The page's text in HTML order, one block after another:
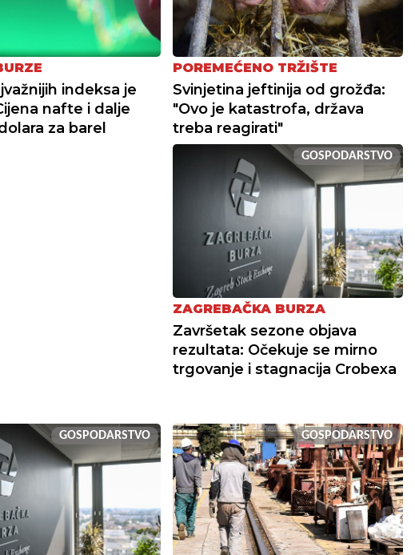
indeksa je
nafte i dalje
za barel
POREMEĆENO TRŽIŠTE
Svinjetina jeftinija od grožđa:
"Ovo je katastrofa, država
treba reagirati"
GOSPODARSTVO
ZAGREBAČKA BURZA
Završetak sezone objava
rezultata: Očekuje se mirno
trgovanje i stagnacija Crobexa
GOSPODARSTVO GOSPODARSTVO